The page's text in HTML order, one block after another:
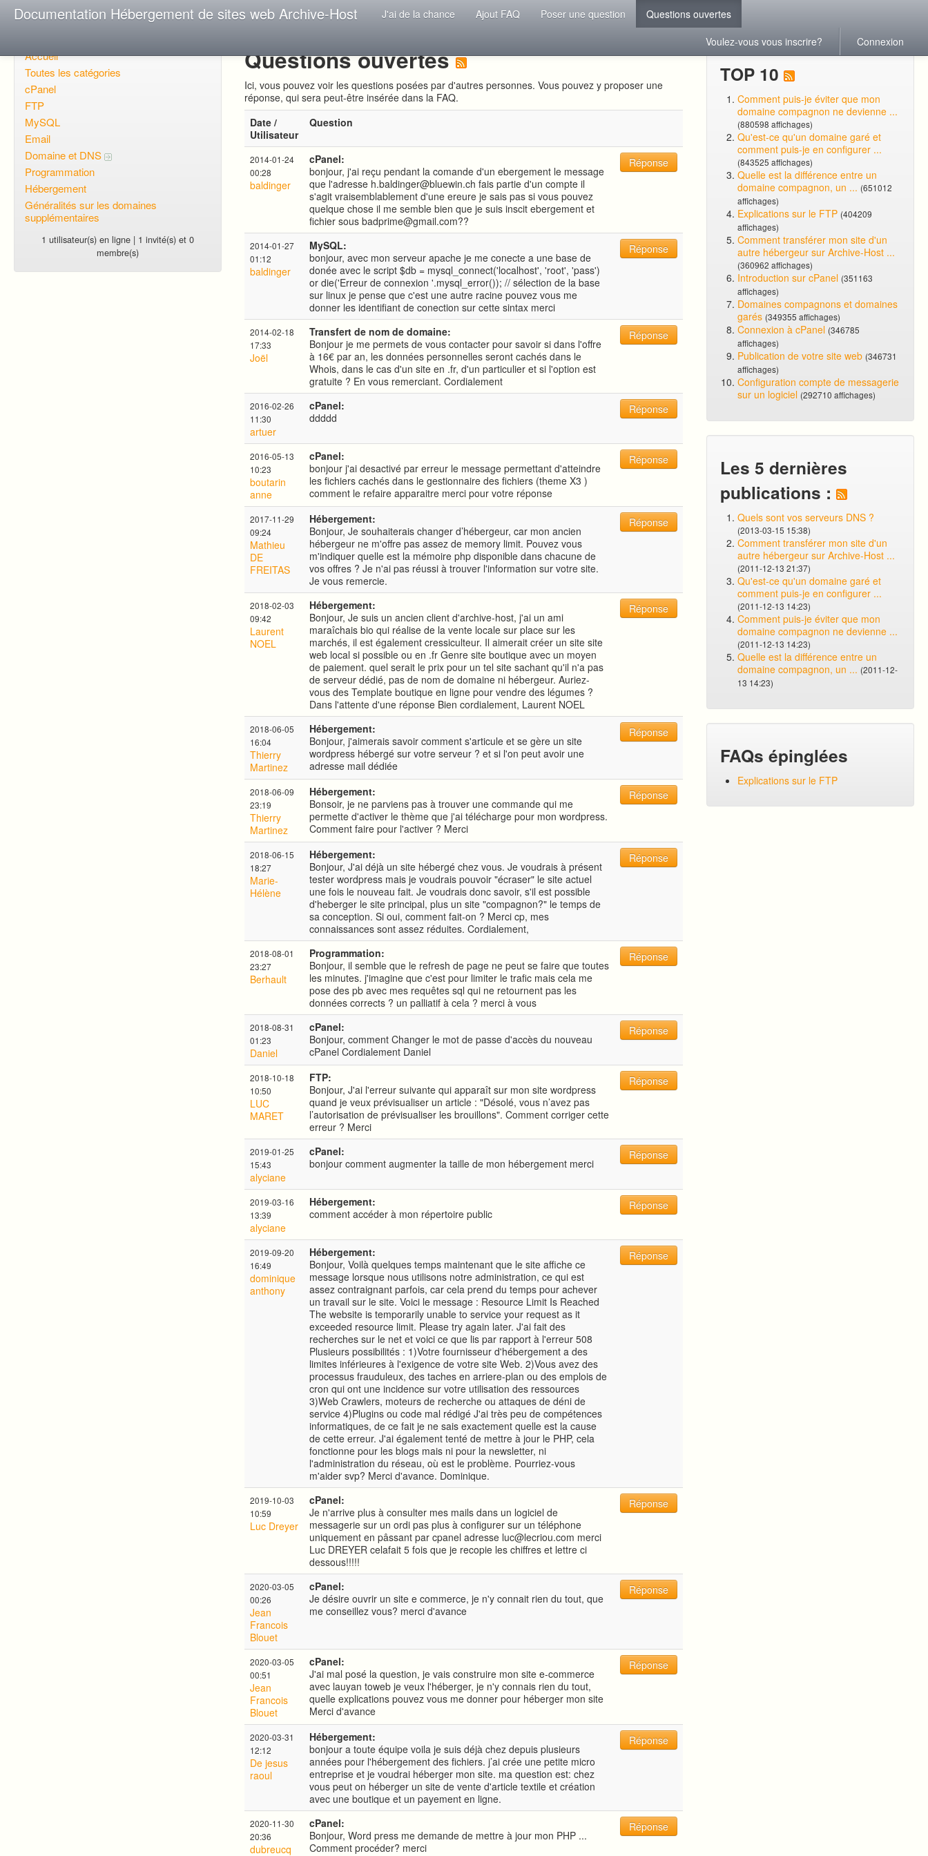
Documentation Hébergement de sites web Archive-Host J'ai de la chance Ajout FAQ Poser une question
Questions ouvertes
Voulez-vous vous inscrire?
Connexion
Accueil
Toutes les catégories
cPanel
FTP
MySQL
Email
Domaine et DNS
Programmation
Hébergement
Généralités sur les domaines
supplémentaires
1 utilisateur(s) en ligne | 1 invité(s) et 0
membre(s)
Questions ouvertes
Ici, vous pouvez voir les questions posées par d'autres personnes. Vous pouvez y proposer une
réponse, qui sera peut-être insérée dans la FAQ.
Date /
Utilisateur
Question
2014-01-24
00:28
baldinger
cPanel:
bonjour, j'ai reçu pendant la comande d'un ebergement le message
que l'adresse h.baldinger@bluewin.ch fais partie d'un compte il
s'agit vraisemblablement d'une ereure je sais pas si vous pouvez
quelque chose il me semble bien que je suis inscit ebergement et
fichier sous badprime@gmail.com??
Réponse
2014-01-27
01:12
baldinger
MySQL:
bonjour, avec mon serveur apache je me conecte a une base de
donée avec le script $db = mysql_connect('localhost', 'root', 'pass')
or die('Erreur de connexion '.mysql_error()); // sélection de la base
sur linux je pense que c'est une autre racine pouvez vous me
donner les identifiant de conection sur cette sintax merci
Réponse
2014-02-18
17:33
Joël
Transfert de nom de domaine:
Bonjour je me permets de vous contacter pour savoir si dans l'offre
à 16€ par an, les données personnelles seront cachés dans le
Whois, dans le cas d'un site en .fr, d'un particulier et si l'option est
gratuite ? En vous remerciant. Cordialement
Réponse
2016-02-26
11:30
artuer
cPanel:
ddddd
Réponse
2016-05-13
10:23
boutarin
anne
cPanel:
bonjour j'ai desactivé par erreur le message permettant d'atteindre
les fichiers cachés dans le gestionnaire des fichiers (theme X3 )
comment le refaire apparaitre merci pour votre réponse
Réponse
2017-11-29
09:24
Mathieu
DE
FREITAS
Hébergement:
Bonjour, Je souhaiterais changer d’hébergeur, car mon ancien
hébergeur ne m'offre pas assez de memory limit. Pouvez vous
m'indiquer quelle est la mémoire php disponible dans chacune de
vos offres ? Je n'ai pas réussi à trouver l'information sur votre site.
Je vous remercie.
Réponse
2018-02-03
09:42
Laurent
NOEL
Hébergement:
Bonjour, Je suis un ancien client d'archive-host, j'ai un ami
maraîchais bio qui réalise de la vente locale sur place sur les
marchés, il est également cressiculteur. Il aimerait créer un site site
web local si possible ou en .fr Genre site boutique avec un moyen
de paiement. quel serait le prix pour un tel site sachant qu'il n'a pas
de serveur dédié, pas de nom de domaine ni hébergeur. Auriez-
vous des Template boutique en ligne pour vendre des légumes ?
Dans l'attente d'une réponse Bien cordialement, Laurent NOEL
Réponse
2018-06-05
16:04
Thierry
Martinez
Hébergement:
Bonjour, j'aimerais savoir comment s'articule et se gère un site
wordpress hébergé sur votre serveur ? et si l'on peut avoir une
adresse mail dédiée
Réponse
2018-06-09
23:19
Thierry
Martinez
Hébergement:
Bonsoir, je ne parviens pas à trouver une commande qui me
permette d'activer le thème que j'ai télécharge pour mon wordpress.
Comment faire pour l'activer ? Merci
Réponse
2018-06-15
18:27
Marie-
Hélène
Hébergement:
Bonjour, J'ai déjà un site hébergé chez vous. Je voudrais à présent
tester wordpress mais je voudrais pouvoir "écraser" le site actuel
une fois le nouveau fait. Je voudrais donc savoir, s'il est possible
d'heberger le site principal, plus un site "compagnon?" le temps de
sa conception. Si oui, comment fait-on ? Merci cp, mes
connaissances sont assez réduites. Cordialement,
Réponse
2018-08-01
23:27
Berhault
Programmation:
Bonjour, il semble que le refresh de page ne peut se faire que toutes
les minutes. j'imagine que c'est pour limiter le trafic mais cela me
pose des pb avec mes requêtes sql qui ne retournent pas les
données corrects ? un palliatif à cela ? merci à vous
Réponse
2018-08-31
01:23
Daniel
cPanel:
Bonjour, comment Changer le mot de passe d'accès du nouveau
cPanel Cordialement Daniel
Réponse
2018-10-18
10:50
LUC
MARET
FTP:
Bonjour, J'ai l'erreur suivante qui apparaît sur mon site wordpress
quand je veux prévisualiser un article : "Désolé, vous n’avez pas
l’autorisation de prévisualiser les brouillons". Comment corriger cette
erreur ? Merci
Réponse
2019-01-25
15:43
alyciane
cPanel:
bonjour comment augmenter la taille de mon hébergement merci
Réponse
2019-03-16
13:39
alyciane
Hébergement:
comment accéder à mon répertoire public
Réponse
2019-09-20
16:49
dominique
anthony
Hébergement:
Bonjour, Voilà quelques temps maintenant que le site affiche ce
message lorsque nous utilisons notre administration, ce qui est
assez contraignant parfois, car cela prend du temps pour achever
un travail sur le site. Voici le message : Resource Limit Is Reached
The website is temporarily unable to service your request as it
exceeded resource limit. Please try again later. J'ai fait des
recherches sur le net et voici ce que lis par rapport à l'erreur 508
Plusieurs possibilités : 1)Votre fournisseur d'hébergement a des
limites inférieures à l'exigence de votre site Web. 2)Vous avez des
processus frauduleux, des taches en arriere-plan ou des emplois de
cron qui ont une incidence sur votre utilisation des ressources
3)Web Crawlers, moteurs de recherche ou attaques de déni de
service 4)Plugins ou code mal rédigé J'ai très peu de compétences
informatiques, de ce fait je ne sais exactement quelle est la cause
de cette erreur. J'ai également tenté de mettre à jour le PHP, cela
fonctionne pour les blogs mais ni pour la newsletter, ni
l'administration du réseau, où est le problème. Pourriez-vous
m'aider svp? Merci d'avance. Dominique.
Réponse
2019-10-03
10:59
Luc Dreyer
cPanel:
Je n'arrive plus à consulter mes mails dans un logiciel de
messagerie sur un ordi pas plus à configurer sur un téléphone
uniquement en pâssant par cpanel adresse luc@lecriou.com merci
Luc DREYER celafait 5 fois que je recopie les chiffres et lettre ci
dessous!!!!!
Réponse
2020-03-05
00:26
Jean
Francois
Blouet
cPanel:
Je désire ouvrir un site e commerce, je n'y connait rien du tout, que
me conseillez vous? merci d'avance
Réponse
2020-03-05
00:51
Jean
Francois
Blouet
cPanel:
J'ai mal posé la question, je vais construire mon site e-commerce
avec lauyan toweb je veux l'héberger, je n'y connais rien du tout,
quelle explications pouvez vous me donner pour héberger mon site
Merci d'avance
Réponse
2020-03-31
12:12
De jesus
raoul
Hébergement:
bonjour a toute équipe voila je suis déjà chez depuis plusieurs
années pour l'hébergement des fichiers. j’ai crée une petite micro
entreprise et je voudrai héberger mon site. ma question est: chez
vous peut on héberger un site de vente d'article textile et création
avec une boutique et un payement en ligne.
Réponse
2020-11-30
20:36
dubreucq
cPanel:
Bonjour, Word press me demande de mettre à jour mon PHP ...
Comment procéder? merci
Réponse
TOP 10
Comment puis-je éviter que mon
domaine compagnon ne devienne ...
(880598 affichages)
Qu'est-ce qu'un domaine garé et
comment puis-je en configurer ...
(843525 affichages)
Quelle est la différence entre un
domaine compagnon, un ... (651012
affichages)
Explications sur le FTP (404209
affichages)
Comment transférer mon site d'un
autre hébergeur sur Archive-Host ...
(360962 affichages)
Introduction sur cPanel (351163
affichages)
Domaines compagnons et domaines
garés (349355 affichages)
Connexion à cPanel (346785
affichages)
Publication de votre site web (346731
affichages)
Configuration compte de messagerie
sur un logiciel (292710 affichages)
Les 5 dernières
publications :
Quels sont vos serveurs DNS ?
(2013-03-15 15:38)
Comment transférer mon site d'un
autre hébergeur sur Archive-Host ...
(2011-12-13 21:37)
Qu'est-ce qu'un domaine garé et
comment puis-je en configurer ...
(2011-12-13 14:23)
Comment puis-je éviter que mon
domaine compagnon ne devienne ...
(2011-12-13 14:23)
Quelle est la différence entre un
domaine compagnon, un ... (2011-12-
13 14:23)
FAQs épinglées
Explications sur le FTP